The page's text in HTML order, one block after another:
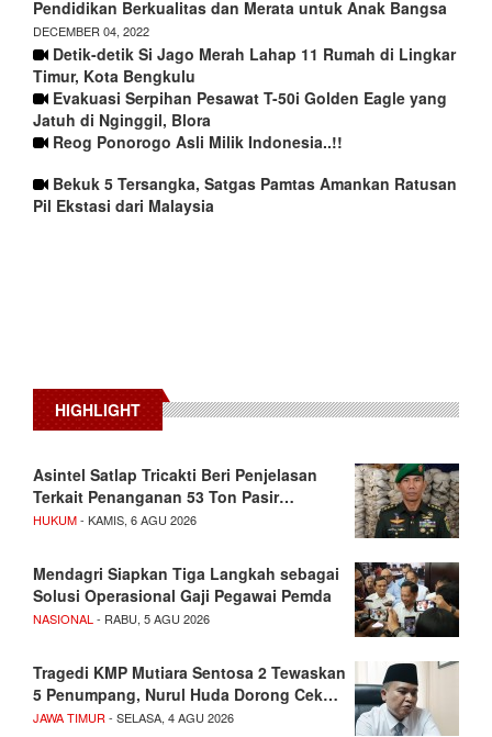
Pendidikan Berkualitas dan Merata untuk Anak Bangsa
DECEMBER 04, 2022
Detik-detik Si Jago Merah Lahap 11 Rumah di Lingkar
Timur, Kota Bengkulu
Evakuasi Serpihan Pesawat T-50i Golden Eagle yang
Jatuh di Nginggil, Blora
Reog Ponorogo Asli Milik Indonesia..!!
Bekuk 5 Tersangka, Satgas Pamtas Amankan Ratusan
Pil Ekstasi dari Malaysia
HIGHLIGHT
Asintel Satlap Tricakti Beri Penjelasan
Terkait Penanganan 53 Ton Pasir…
HUKUM- KAMIS, 6 AGU 2026
Mendagri Siapkan Tiga Langkah sebagai
Solusi Operasional Gaji Pegawai Pemda
NASIONAL - RABU, 5 AGU 2026
Tragedi KMP Mutiara Sentosa 2 Tewaskan
5 Penumpang, Nurul Huda Dorong Cek…
JAWA TIMUR - SELASA, 4 AGU 2026